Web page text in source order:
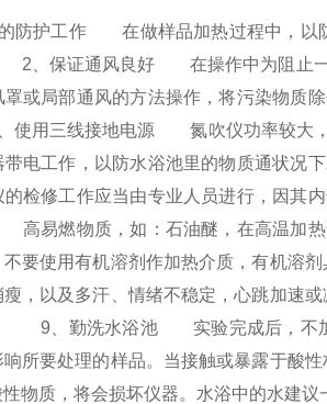
防护工作在做样品加热过程中，以防
、保证通风良好 在操作中为阻止一
或局部通风的方法操作，将污染物质
用三线接地电源 氮吹仪功率较大，
电工作，以防水浴池里的物质通状况
修工作应当由专业人员进行，因其内
易燃物质，如：石油醚，在高温加热
使用有机溶剂作加热介质，有机溶剂
，以及多汗、情绪不稳定，心跳加速
9、勤洗水浴池实验完成后，不加
响所要处理的样品。当接触或暴露于酸
物质，将会损坏仪器。水浴中的水建